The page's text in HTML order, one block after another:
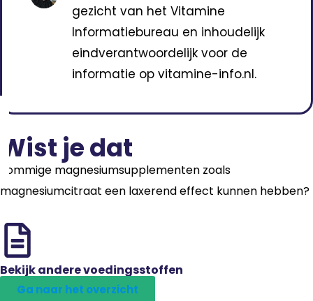
gezicht van het Vitamine
Informatiebureau en inhoudelijk
eindverantwoordelijk voor de
informatie op vitamine-info.nl.
Wist je dat
Sommige magnesiumsupplementen zoals
magnesiumcitraat een laxerend effect kunnen hebben?
Bekijk andere voedingsstoffen
Ga naar het overzicht